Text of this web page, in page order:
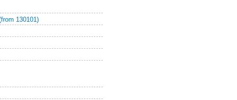
130101)